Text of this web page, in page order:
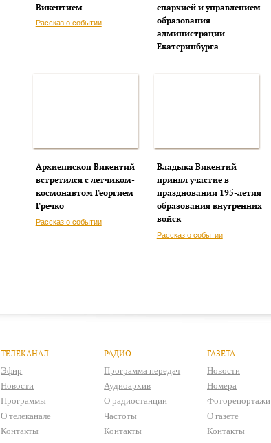
Викентием
Рассказ о событии
епархией и управлением
образования
администрации
Екатеринбурга
Архиепископ Викентий
встретился с летчиком-
космонавтом Георгием
Гречко
Рассказ о событии
Владыка Викентий
принял участие в
праздновании 195-летия
образования внутренних
войск
Рассказ о событии
ТЕЛЕКАНАЛ
Эфир
Новости
Программы
О телеканале
Контакты
РАДИО
Программа передач
Аудиоархив
О радиостанции
Частоты
Контакты
ГАЗЕТА
Новости
Номера
Фоторепортажи
О газете
Контакты